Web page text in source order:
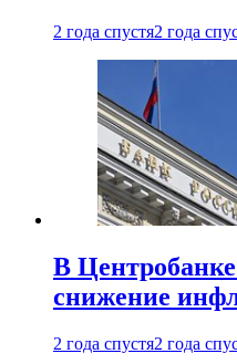
2 года спустя2 года
В
снижение
2 года спустя2 года